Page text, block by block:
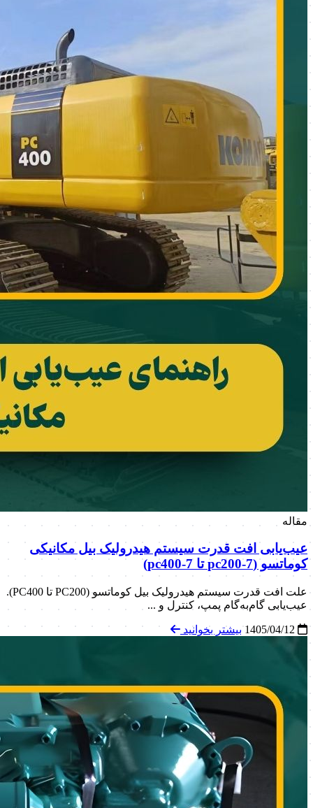
مقاله
عیب‌یابی افت قدرت سیستم هیدرولیک بیل مکانیکی
کوماتسو (pc200-7 تا pc400-7)
علت افت قدرت سیستم هیدرولیک بیل کوماتسو (PC200 تا PC400).
عیب‌یابی گام‌به‌گام پمپ، کنترل و ...
بیشتر بخوانید